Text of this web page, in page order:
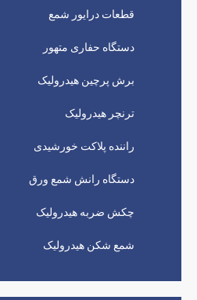
قطعات درایور شمع
دستگاه حفاری متهور
برش پرچین هیدرولیک
ترنچر هیدرولیک
راننده پلاکت خورشیدی
دستگاه رانش شمع ورق
چکش ضربه هیدرولیک
شمع شکن هیدرولیک